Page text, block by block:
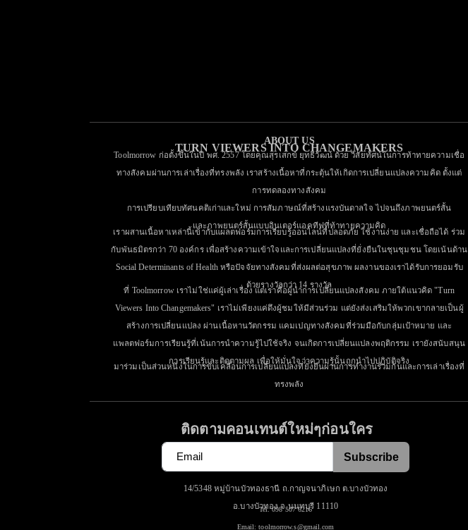
ABOUT US
TURN VIEWERS INTO CHANGEMAKERS
Toolmorrow ก่อตั้งขึ้นในปี พศ. 2557 โดยคุณสุรเสกข์ ยุทธิวัฒน์ ด้วย วิสัยทัศน์ในการท้าทายความเชื่อ
ทางสังคมผ่านการเล่าเรื่องที่ทรงพลัง เราสร้างเนื้อหาที่กระตุ้นให้เกิดการเปลี่ยนแปลงความคิด ตั้งแต่
การทดลองทางสังคม
การเปรียบเทียบทัศนคติเก่าและใหม่ การสัมภาษณ์ที่สร้างแรงบันดาลใจ ไปจนถึงภาพยนตร์สั้น
และภาพยนตร์สั้นแบบอินเตอร์แอคทีฟที่ท้าทายความคิด
เราผสานเนื้อหาเหล่านี้เข้ากับแผลตฟอร์มการเรียบรู้ออนไลน์ที่ปลอดภัย ใช้งานง่าย และเชื่อถือได้ ร่วม
กับพันธมิตรกว่า 70 องค์กร เพื่อสร้างความเข้าใจและการเปลี่ยนแปลงที่ยั่งยืนในชุนชุมชน โดยเน้นด้าน
Social Determinants of Health หรือปัจจัยทางสังคมที่ส่งผลต่อสุขภาพ ผลงานของเราได้รับการยอมรับ
ด้วยรางวัลกว่า 14 รางวัล
ที่ Toolmorrow เราไม่ใช่แค่ผู้เล่าเรื่อง แต่เราคือผู้นำการเปลี่ยนแปลงสังคม ภายใต้แนวคิด "Turn
Viewers Into Changemakers" เราไม่เพียงแค่ดึงผู้ชมให้มีส่วนร่วม แต่ยังส่งเสริมให้พวกเขากลายเป็นผู้
สร้างการเปลี่ยนแปลง ผ่านเนื้อหานวัตกรรม แคมเปญทางสังคมที่ร่วมมือกับกลุ่มเป้าหมาย และ
แพลตฟอร์มการเรียนรู้ที่เน้นการนำความรู้ไปใช้จริง จนเกิดการเปลี่ยนแปลงพฤติกรรม เรายังสนับสนุน
การเรียนรู้และติดตามผล เพื่อให้มั่นใจว่าความรู้นั้นถูกนำไปปฏิบัติจริง
มาร่วมเป็นส่วนหนึ่งในการขับเคลื่อนการเปลี่ยนแปลงที่ยั่งยืนผ่านการทำงานร่วมกันและการเล่าเรื่องที่
ทรงพลัง
ติดตามคอนเทนต์ใหม่ๆก่อนใคร
Subscribe
14/5348 หมู่บ้านบัวทองธานี ถ.กาญจนาภิเษก ต.บางบัวทอง
อ.บางบัวทอง จ.นนทบุรี 11110
Tel. 098 507 6216
Email: toolmorrow.s@gmail.com